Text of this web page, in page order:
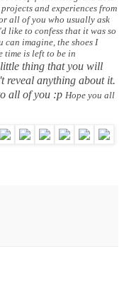
and experiences from
all of you who usually ask
like to confess that it was so
can imagine, the shoes I
time is left to be in
thing that you will
reveal anything about it.
all of you :p Hope you all